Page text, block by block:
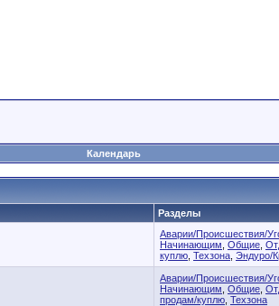
Календарь
Разделы
Аварии/Проиcшествия/
Начинающим Общие
куплю Техзона Эндуро/
Аварии/Проиcшествия/
Начинающим Общие
продам/куплю Техзона